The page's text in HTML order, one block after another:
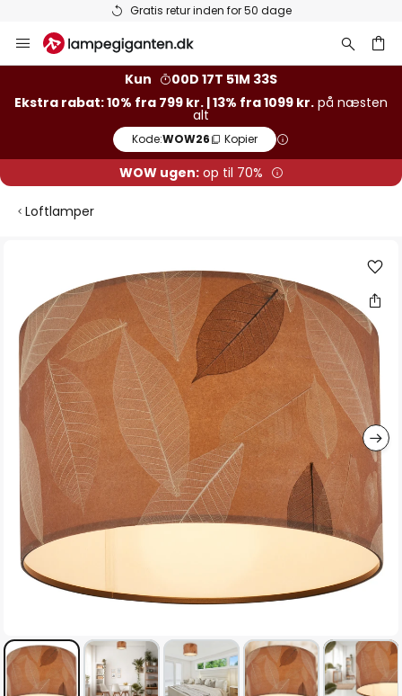
Gratis retur inden for 50 dage
to
Kun
00D 17T 51M 33S
Ekstra rabat: 10% fra 799 kr. | 13% fra 1099 kr. på næsten
alt
Kode:WOW26 Kopier
WOW ugen:op til 70%
Loftlamper
slutningen
billedgalleriet